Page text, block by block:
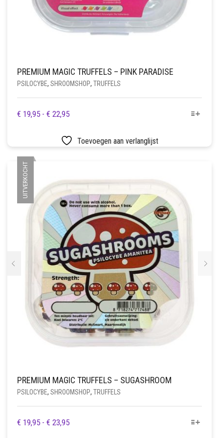
PREMIUM MAGIC TRUFFELS – PINK PARADISE
PSILOCYBE, SHROOMSHOP, TRUFFELS
€ 19,95 - € 22,95PRIJSKLASSE:
TOT
€ 22,95
DIT
HEEFT
MEERDERE
KAN
GEKOZEN
WORDEN
OP
DE
PRODUCTPAGINA
Toevoegen aan verlanglijst
UITVERKOCHT
PREMIUM MAGIC TRUFFELS – SUGASHROOM
PSILOCYBE, SHROOMSHOP, TRUFFELS
€ 19,95 - € 23,95PRIJSKLASSE:
DIT